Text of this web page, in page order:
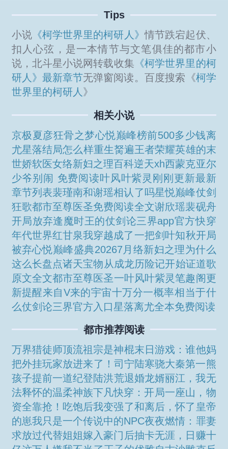
Tips
小说《柯学世界里的柯研人》情节跌宕起伏、
扣人心弦，是一本情节与文笔俱佳的都市小
说，北斗星小说网转载收集 《柯学世界里的柯
研人》最新章节无弹窗阅读。百度搜索《柯学
世界里的柯研人 》
相关小说
京极夏彦狂骨之梦心悦巅峰榜前500多少钱离
尤星落结局怎么样重生胬遍王者荣耀英雄的末
世娇软医女络新妇之理百科逆天xh西蒙克亚尔
少爷别闹 免费阅读叶风叶紫灵刚刚更新最新
章节列表裴瑾南和谢瑶相认了吗星悦巅峰仗剑
狂歌都市至尊医圣免费阅读全文谢欣瑶裴砚舟
开局放弃逢魔时王的仗剑论三界app官方快穿
年代世界红甘泉我穿越成了一把剑叶知秋开局
被弃心悦巅峰盛典20267月 络新妇之理为什么
这么长盘点诸天宝物从成龙历险记开始证道歌
原文全文都市至尊医圣一叶风叶紫灵笔趣阁更
新提醒来自V来的宇宙十万分一概率相当于什
么仗剑论三界官方入口星落离尤全本免费阅读
都市推荐阅读
万界猎徒师顶流祖宗是神棍末日游戏：谁他妈
把外挂玩家放进来了！ 司宁陆寒骁大秦第一熊
孩子提前一道纪登陆洪荒退婚龙婿丽江，我无
法释怀的温柔神族下凡快穿：开局一座山，物
资全靠抢！ 吃饱后我变强了和离后，怀了皇帝
的崽我只是一个传说中的NPC夜夜燃情：罪妻
求放过代替姐姐嫁入豪门后抽卡无涯，日赚十